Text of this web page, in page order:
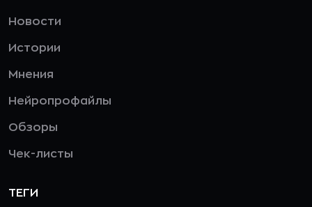
Новости
Истории
Мнения
Нейропрофайлы
Обзоры
Чек-листы
ТЕГИ